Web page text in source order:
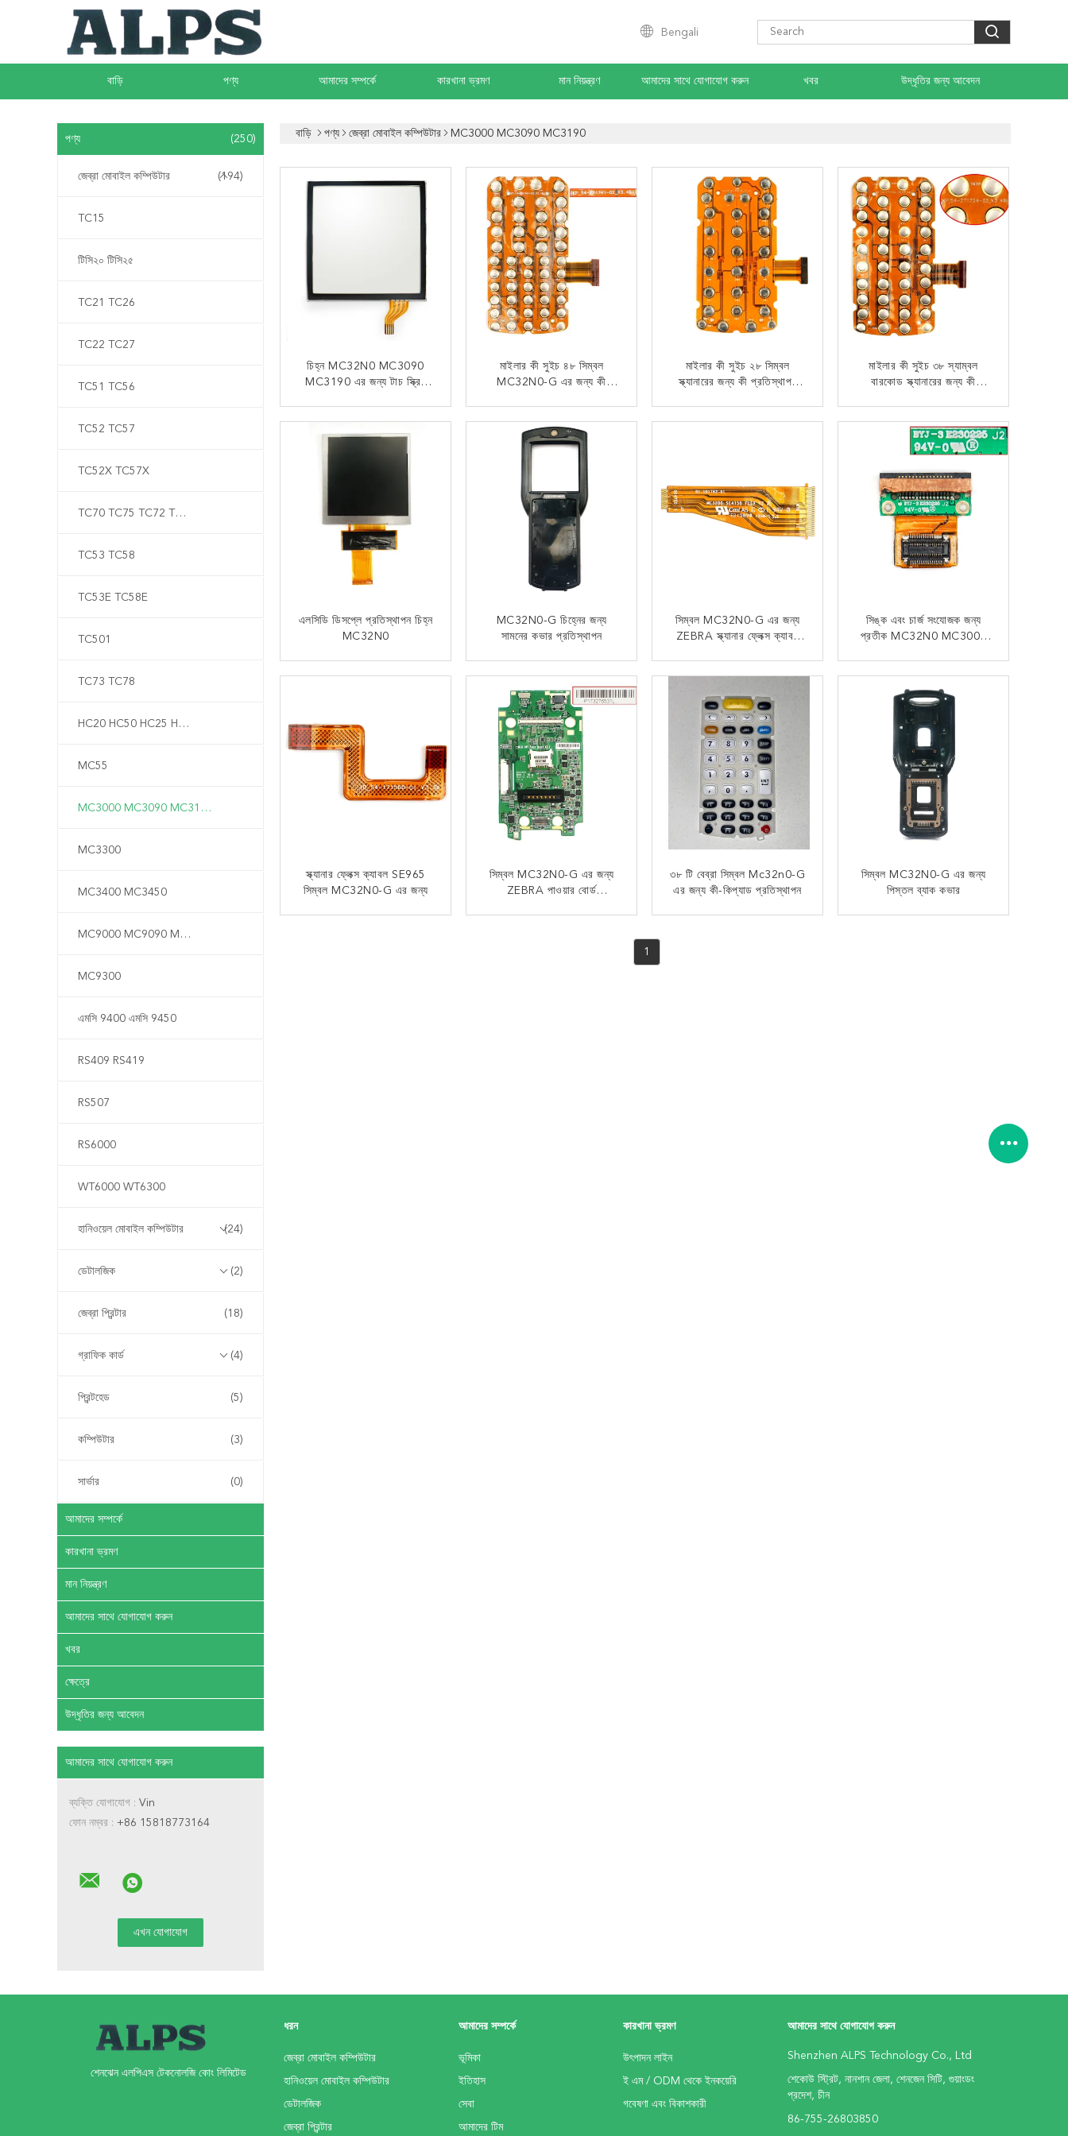
Bengali
বাড়ি পণ্য আমাদের সম্পর্কে কারখানা ভ্রমণ মান নিয়ন্ত্রণ আমাদের সাথে যোগাযোগ করুন খবর উদ্ধৃতির জন্য আবেদন
পণ্য (250)
জেব্রা মোবাইল কম্পিউটার (194)
TC15
টিসি২০ টিসি২৫
TC21 TC26
TC22 TC27
TC51 TC56
TC52 TC57
TC52X TC57X
TC70 TC75 TC72 TC77
TC53 TC58
TC53E TC58E
TC501
TC73 TC78
HC20 HC50 HC25 HC55
MC55
MC3000 MC3090 MC3190
MC3300
MC3400 MC3450
MC9000 MC9090 MC9190
MC9300
এমসি 9400 এমসি 9450
RS409 RS419
RS507
RS6000
WT6000 WT6300
হানিওয়েল মোবাইল কম্পিউটার (24)
ডেটালজিক (2)
জেব্রা প্রিন্টার (18)
গ্রাফিক কার্ড (4)
প্রিন্টহেড (5)
কম্পিউটার (3)
সার্ভার (0)
আমাদের সম্পর্কে
কারখানা ভ্রমণ
মান নিয়ন্ত্রণ
আমাদের সাথে যোগাযোগ করুন
খবর
ক্ষেত্রে
উদ্ধৃতির জন্য আবেদন
আমাদের সাথে যোগাযোগ করুন
ব্যক্তি যোগাযোগ : Vin
ফোন নম্বর : +86 15818773164
বাড়ি পণ্য জেব্রা মোবাইল কম্পিউটার MC3000 MC3090 MC3190
চিহ্ন MC32N0 MC3090
MC3190 এর জন্য টাচ স্ক্রিন
এখন যোগাযোগ
মাইলার কী সুইচ ৪৮ সিম্বল
MC32N0-G এর জন্য কী
এখন যোগাযোগ
মাইলার কী সুইচ ২৮ সিম্বল
স্ক্যানারের জন্য কী প্রতিস্থাপন
এখন যোগাযোগ
মাইলার কী সুইচ ৩৮ স্যাম্বল
বারকোড স্ক্যানারের জন্য কী
এখন যোগাযোগ
এলসিডি ডিসপ্লে প্রতিস্থাপন চিহ্ন
MC32N0
এখন যোগাযোগ
MC32N0-G চিহ্নের জন্য
সামনের কভার প্রতিস্থাপন
এখন যোগাযোগ
সিম্বল MC32N0-G এর জন্য
ZEBRA স্ক্যানার ফ্লেক্স ক্যাবল
এখন যোগাযোগ
সিঙ্ক এবং চার্জ সংযোজক জন্য
প্রতীক MC32N0 MC3000
এখন যোগাযোগ
স্ক্যানার ফ্লেক্স ক্যাবল SE965
সিম্বল MC32N0-G এর জন্য
সিম্বল MC32N0-G এর জন্য
ZEBRA পাওয়ার বোর্ড
৩৮ টি বেব্রা সিম্বল Mc32n0-G
এর জন্য কী-কিপ্যাড প্রতিস্থাপন
সিম্বল MC32N0-G এর জন্য
পিস্তল ব্যাক কভার
1
শেনঝেন এলপিএস টেকনোলজি কোং লিমিটেড
ধরন
জেব্রা মোবাইল কম্পিউটার
হানিওয়েল মোবাইল কম্পিউটার
ডেটালজিক
জেব্রা প্রিন্টার
আমাদের সম্পর্কে
ভূমিকা
ইতিহাস
সেবা
আমাদের টিম
কারখানা ভ্রমণ
উৎপাদন লাইন
ই এম / ODM থেকে ইনকয়েরি
গবেষণা এবং বিকাশকারী
আমাদের সাথে যোগাযোগ করুন
Shenzhen ALPS Technology Co., Ltd
শেকোউ স্ট্রিট, নানশান জেলা, শেনজেন সিটি, গুয়াংডং
প্রদেশ, চীন
86-755-26803850